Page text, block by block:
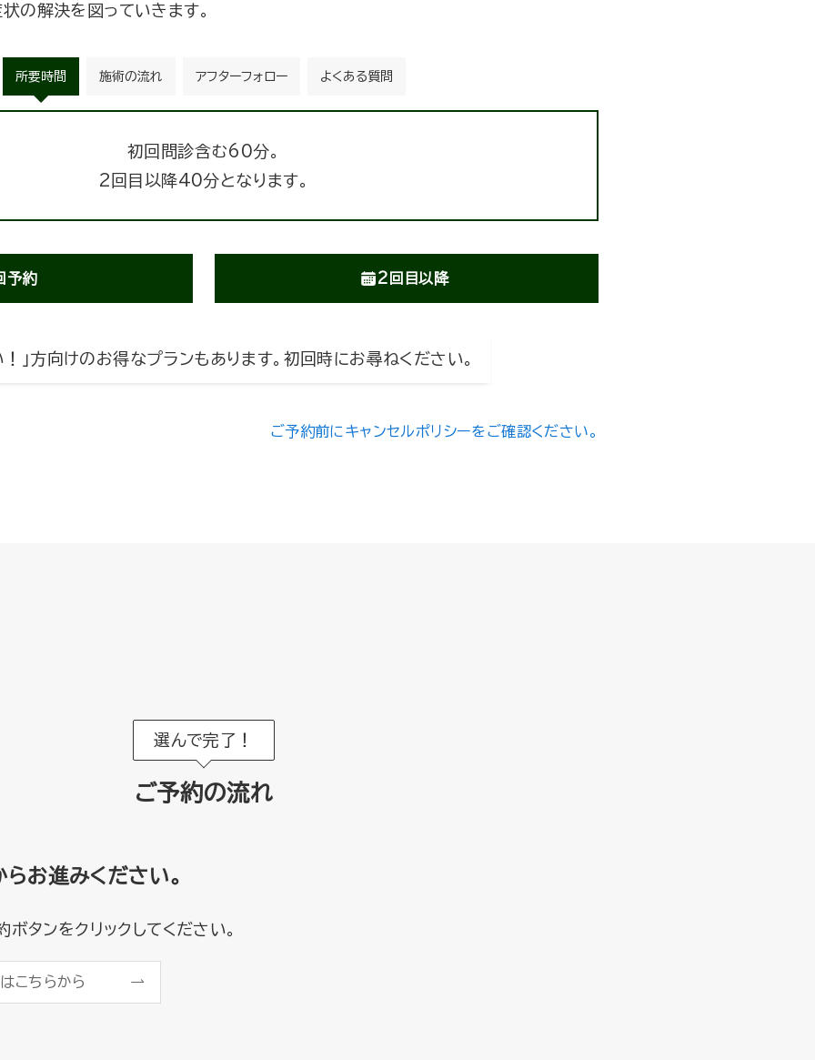
の解決を図っていきます。
所要時間 施術の流れ アフターフォロー よくある質問
初回問診含む60分。
2回目以降40分となります。
予約 2回目以降
」方向けのお得なプランもあります。初回時にお尋ねください。
ご予約前にキャンセルポリシーをご確認ください。
選んで完了！
ご予約の流れ
お進みください。
タンをクリックしてください。
こちらから